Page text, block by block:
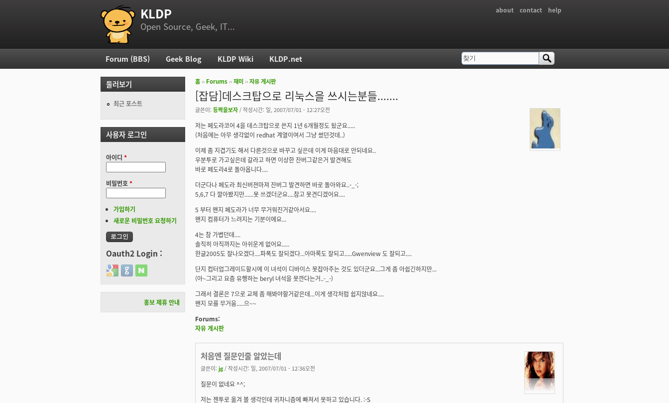
부 메뉴
about contact help
KLDP
Open Source, Geek, IT...
현재 위치
홈 ›› Forums ››재미 ››자유 게시판
[잡담]데스크탑으로 리눅스을 쓰시는분들.......
글쓴이: 등짝을보자 / 작성시간: 일, 2007/07/01 - 12:27오전
저는 페도라코어 4을 데스크탑으로 쓴지 1년 6개월정도 됬군요.....
(처음에는 아무 생각없이 redhat 계열이여서 그냥 썼던것데..)
이제 좀 지겹기도 해서 다른것으로 바꾸고 싶은데 이게 마음대로 안되네요..
우분투로 가고싶은데 갈라고 하면 이상한 잔버그같은거 발견해도
바로 페도라4로 돌아옵니다....
더군다나 페도라 최신버젼마져 잔버그 발견하면 바로 돌아와요..-_-;
5,6,7 다 깔아봤지만......못 쓰겠더군요....참고 못견디겠어요....
5 부터 왠지 페도라가 너무 무거워진거같아서요....
왠지 컴퓨터가 느려지는 기분이에요...
4는 참 가볍던데....
솔직히 아직까지는 아쉬운게 없어요.....
한글2005도 잘나오겠다....파폭도 잘되겠다...아마록도 잘되고.....Gwenview 도 잘되고....
단지 컴터업그레이드할시에 이 녀석이 디바이스 못잡아주는 것도 있더군요...그게 좀 아쉽긴하지만...
(아~그리고 요즘 유행하는 beryl 녀석을 못깐다는거..-_-)
그래서 결론은 7으로 교체 좀 해봐야할거같은데...이게 생각처럼 쉽지않네요....
왠지 모를 무거움.....으~~
Forums:
자유 게시판
처음엔 질문인줄 알았는데
글쓴이: jg/ 작성시간: 일, 2007/07/01 - 12:36오전
질문이 없네요 ^^;
저는 젠투로 옮겨 볼 생각인데 귀차니즘에 빠져서 못하고 있습니다. :-S
주 메뉴
Forum (BBS) Geek Blog KLDP Wiki KLDP.net 검색 폼
찾기
둘러보기
최근 포스트
사용자 로그인
아이디 *
비밀번호*
가입하기
새로운 비밀번호 요청하기
Oauth2 Login :
Login with Google
Login with GitHub
Login with Naver
홍보 제휴 안내